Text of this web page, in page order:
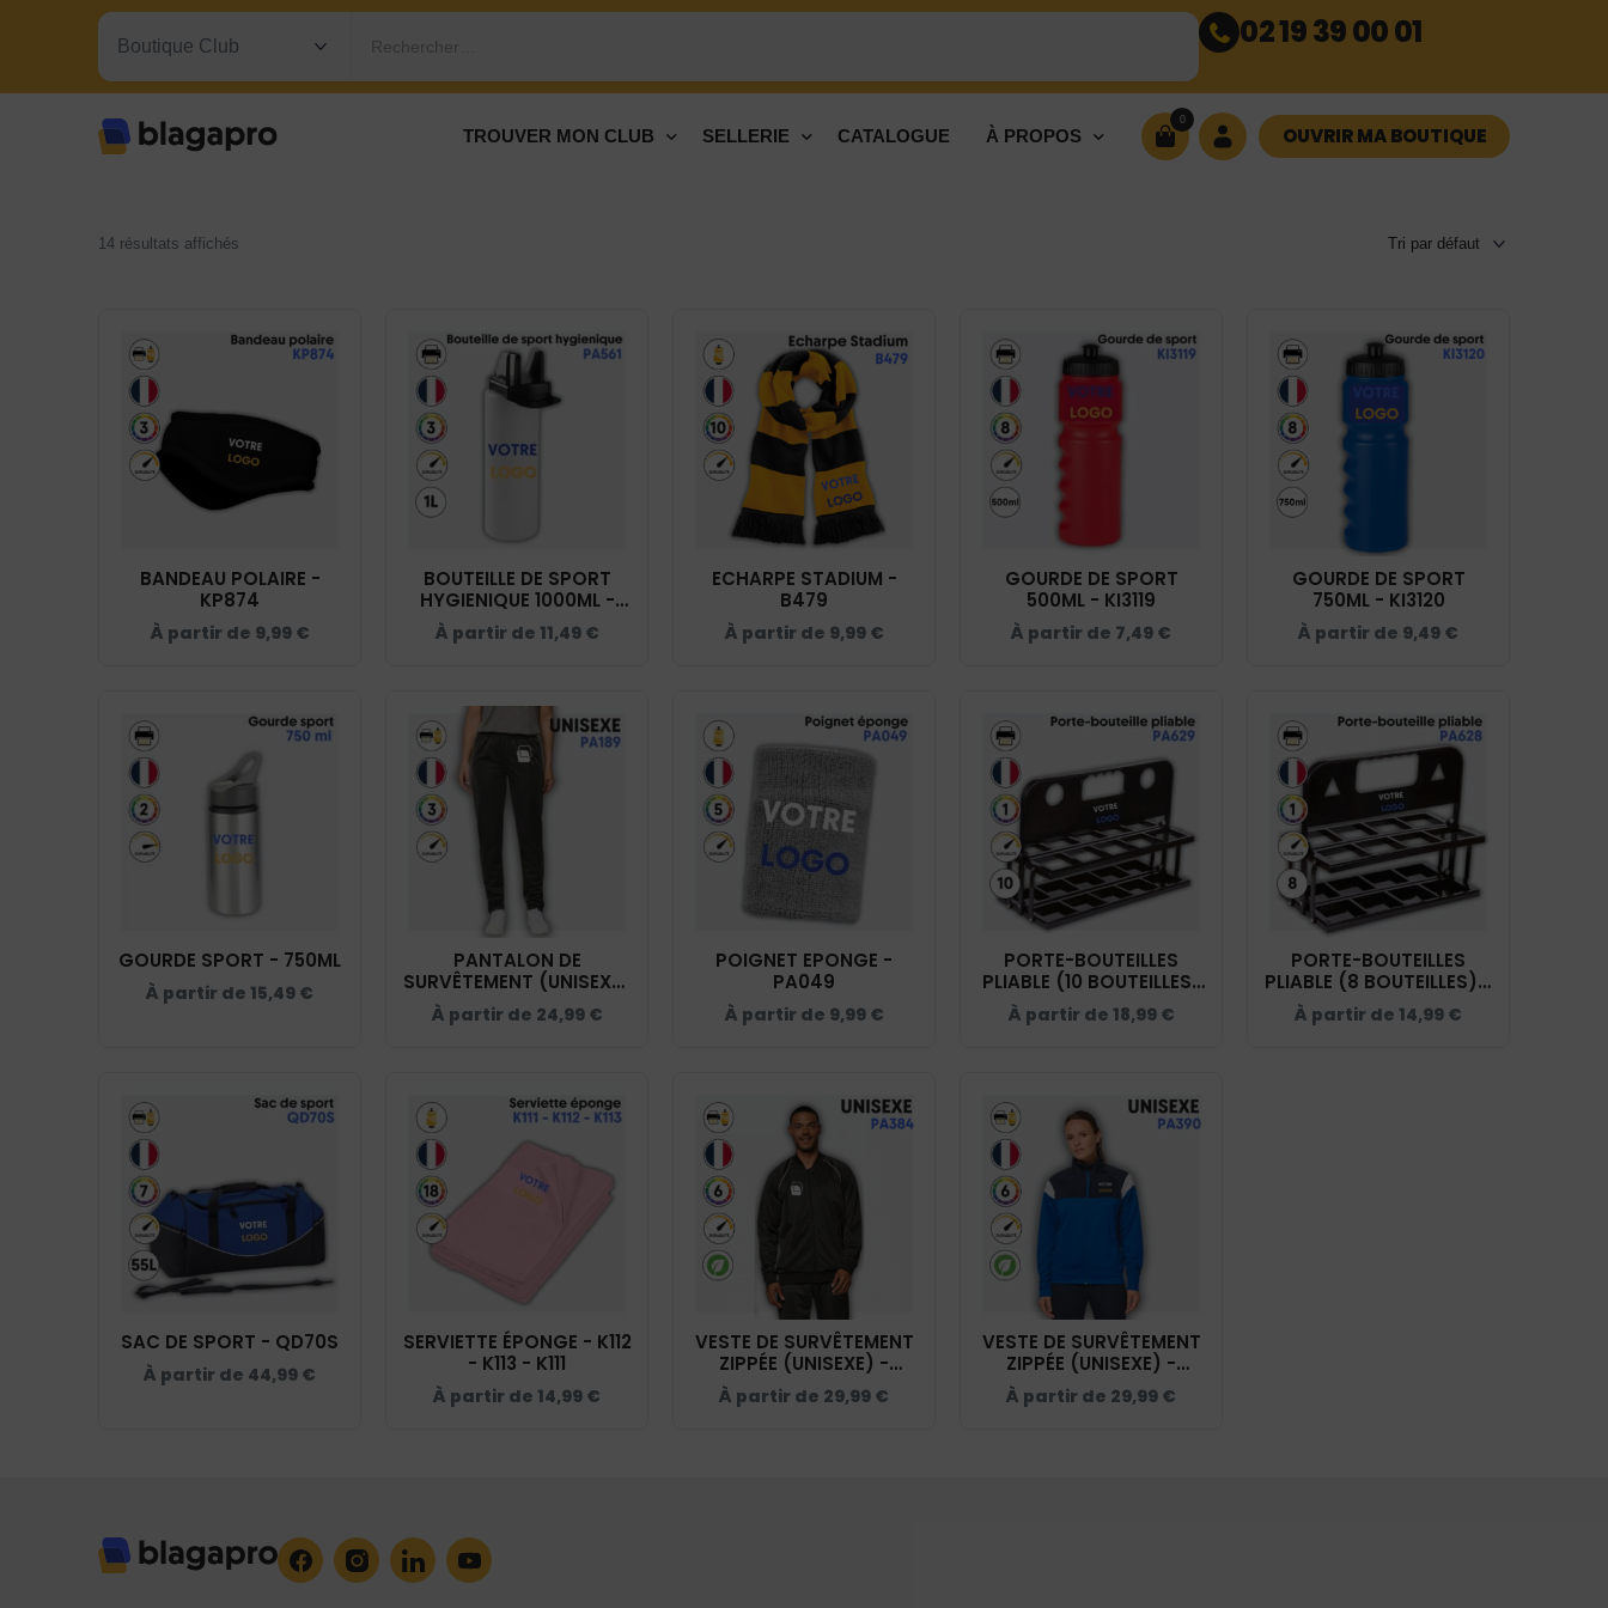
Rechercher… 02 19 39 00 01
TROUVER MON CLUB SELLERIE CATALOGUE À PROPOS
0
OUVRIR MA BOUTIQUE
14 résultats affichés
BANDEAU POLAIRE -
KP874
À partir de 9,99 €
BOUTEILLE DE SPORT
HYGIENIQUE 1000ML -
PA561
À partir de 11,49 €
ECHARPE STADIUM -
B479
À partir de 9,99 €
GOURDE DE SPORT
500ML - KI3119
À partir de 7,49 €
GOURDE DE SPORT
750ML - KI3120
À partir de 9,49 €
GOURDE SPORT - 750ML
À partir de 15,49 €
PANTALON DE
SURVÊTEMENT (UNISEXE)
- PA189
À partir de 24,99 €
POIGNET EPONGE -
PA049
À partir de 9,99 €
PORTE-BOUTEILLES
PLIABLE (10 BOUTEILLES)
- PA629
À partir de 18,99 €
PORTE-BOUTEILLES
PLIABLE (8 BOUTEILLES) -
PA628
À partir de 14,99 €
SAC DE SPORT - QD70S
À partir de 44,99 €
SERVIETTE ÉPONGE - K112
- K113 - K111
À partir de 14,99 €
VESTE DE SURVÊTEMENT
ZIPPÉE (UNISEXE) -
PA384
À partir de 29,99 €
VESTE DE SURVÊTEMENT
ZIPPÉE (UNISEXE) -
PA390
À partir de 29,99 €